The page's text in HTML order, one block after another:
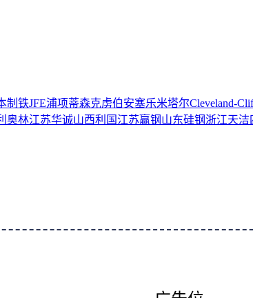
制铁JFE浦项蒂森克虏伯 安塞乐米塔尔Cleveland-
奥林江苏华诚山西利国 江苏赢钢山东硅钢浙江天洁